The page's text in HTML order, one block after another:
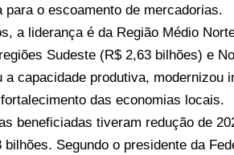
o escoamento de mercadorias.
a liderança é da Região Médio
Sudeste (R$ 2,63 bilhões) e
capacidade produtiva, modernizou
das economias locais.
beneficiadas tiveram redução de
Segundo o presidente da